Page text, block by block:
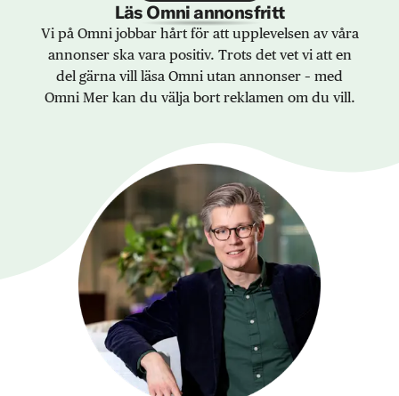
Läs Omni annonsfritt
Vi på Omni jobbar hårt för att upplevelsen av våra
annonser ska vara positiv. Trots det vet vi att en
del gärna vill läsa Omni utan annonser – med
Omni Mer kan du välja bort reklamen om du vill.